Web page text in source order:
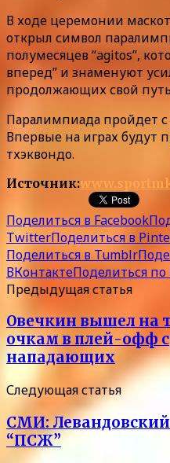
В ходе церемонии
открыл символ
полумесяцев “agitos”,
вперед” и знаменуют
продолжающих свой
Паралимпиада пройдет с
Впервые на играх будут
тхэквондо.
Источник:
Поделиться в Facebook
TwitterПоделиться в
Поделиться в Tumblr
ВКонтактеПоделиться по
Предыдущая статья
Овечкин вышел на
очкам в плей-офф
нападающих
Следующая статья
СМИ:
“ПСЖ”